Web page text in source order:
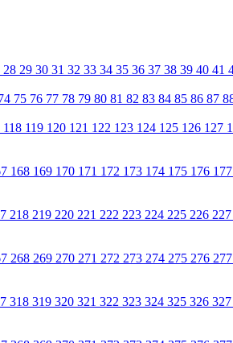
28 29 30 31 32 33 34 35 36 37 38 39 40 41
75 76 77 78 79 80 81 82 83 84 85 86 87
118 119 120 121 122 123 124 125 126 127
168 169 170 171 172 173 174 175 176 177
218 219 220 221 222 223 224 225 226 227
268 269 270 271 272 273 274 275 276 277
318 319 320 321 322 323 324 325 326 327